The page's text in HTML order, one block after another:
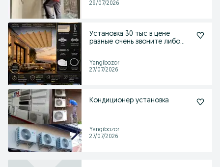
29/07/2026
Установка 30 тыс в цене
разные очень звоните либо
Yangibozor
27/07/2026
Кондиционер установка
Yangibozor
27/07/2026